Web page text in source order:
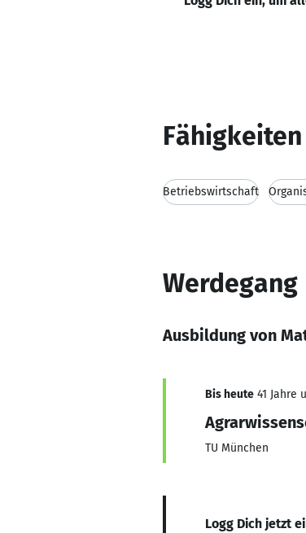
Betriebswirtschaft
Werdegang
Ausbildung von
Bis heute 41 Jahre
TU München
Logg Dich jetzt